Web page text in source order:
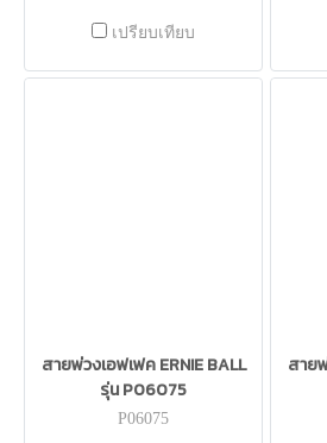
เปรียบเทียบ
สายพ่วงเอฟเฟค ERNIE BALL
รุ่น P06075
P06075
สาย